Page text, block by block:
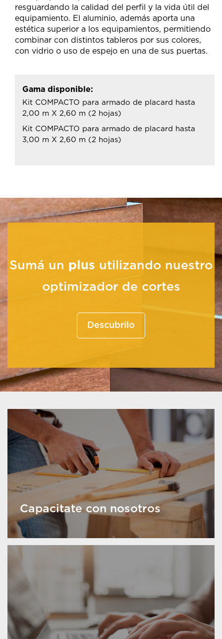
resguardando la calidad del perfil y la vida útil del
equipamiento. El aluminio, además aporta una
estética superior a los equipamientos, permitiendo
combinar con distintos tableros por sus colores,
con vidrio o uso de espejo en una de sus puertas.
Gama disponible:
Kit COMPACTO para armado de placard hasta
2,00 m X 2,60 m (2 hojas)
Kit COMPACTO para armado de placard hasta
3,00 m X 2,60 m (2 hojas)
Sumá un plus utilizando nuestro
optimizador de cortes
Descubrilo
Capacitate con nosotros